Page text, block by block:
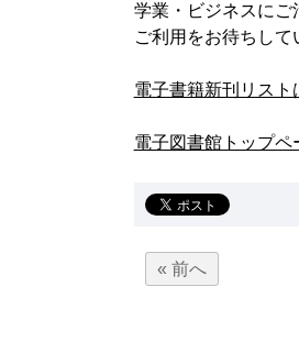
学業・ビジネスにご
ご利用をお待ちして
電子書籍新刊リスト
電子図書館トップペ
« 前へ